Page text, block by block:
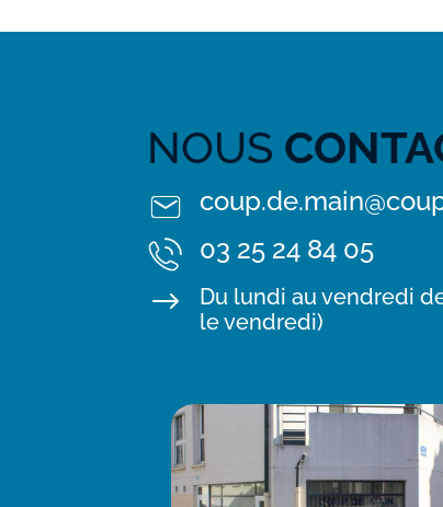
NOUS
03 25 24 84 05
$
Du lundi au vendredi de
le vendredi)